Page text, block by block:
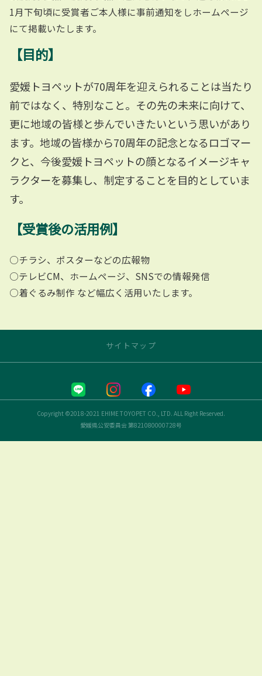
1月下旬頃に受賞者ご本人様に事前通知をしホームページ
にて掲載いたします。
【目的】
愛媛トヨペットが70周年を迎えられることは当たり
前ではなく、特別なこと。その先の未来に向けて、
更に地域の皆様と歩んでいきたいという思いがあり
ます。地域の皆様から70周年の記念となるロゴマー
クと、今後愛媛トヨペットの顔となるイメージキャ
ラクターを募集し、制定することを目的としていま
す。
【受賞後の活用例】
○チラシ、ポスターなどの広報物
○テレビCM、ホームページ、SNSでの情報発信
○着ぐるみ制作 など幅広く活用いたします。
サイトマップ
お店の情報Copyright ©2018-2021 EHIME TOYOPET CO., LTD. ALL Right Reserved.
愛媛県公安委員会 第821080000728号